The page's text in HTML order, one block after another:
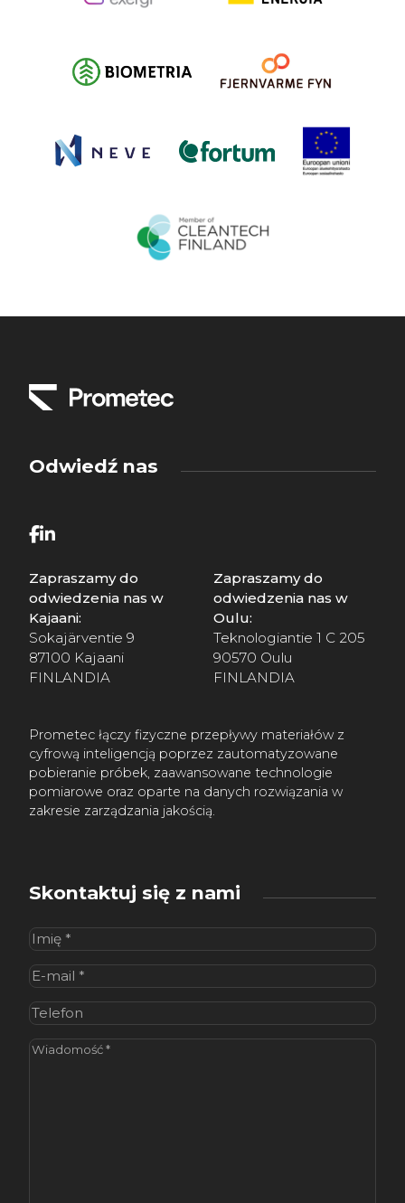
Odwiedź nas
Zapraszamy do
odwiedzenia nas w
Kajaani:
Sokajärventie 9
87100 Kajaani
FINLANDIA
Zapraszamy do
odwiedzenia nas w
Oulu:
Teknologiantie 1 C 205
90570 Oulu
FINLANDIA
Prometec łączy fizyczne przepływy materiałów z
cyfrową inteligencją poprzez zautomatyzowane
pobieranie próbek, zaawansowane technologie
pomiarowe oraz oparte na danych rozwiązania w
zakresie zarządzania jakością.
Skontaktuj się z nami
Imię(wymagane)
E-
mail(wymagane)
Telefon
Wiadomość(wymagane)